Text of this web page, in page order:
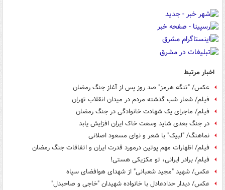
اخبار مرتبط
عکس/ "تنگه هرمز" صد روز پس از آغاز جنگ رمضان
فیلم/ شعار شب گذشته مردم در میدان انقلاب تهران
فیلم/ ماجرای یک شهادت خانوادگی در جنگ رمضان
در جنگ بعدی شاید وسعت خاک ایران افزایش یابد
نماهنگ/ "لبیک" با شعر و نوای مسعود اصلانی
فیلم/ اظهارات مهم پوتین درمورد قدرت ایران و اتفاقات جنگ رمضان
فیلم/ برادر ایرانی، تو مکزیکی هستی!
عکس/ شهید "مجید شعبانی" از شهدای هوافضای سپاه
عکس/ دیدار حدادعادل با خانواده شهیدان "خاجی و صاحبدل"